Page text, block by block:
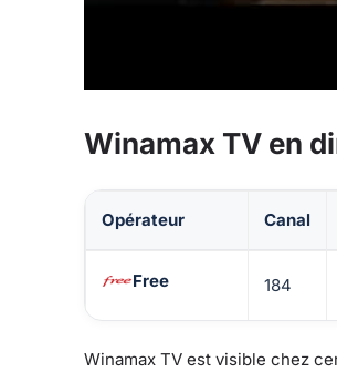
Winamax TV en
Opérateur Canal
Free 184
Winamax TV est visible chez